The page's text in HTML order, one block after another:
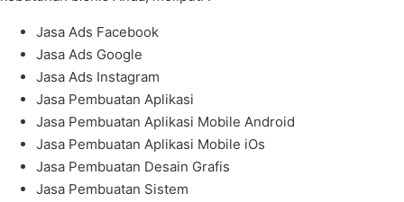
Jasa Ads Facebook
Jasa Ads Google
Jasa Ads Instagram
Jasa Pembuatan Aplikasi
Jasa Pembuatan Aplikasi Mobile Android
Jasa Pembuatan Aplikasi Mobile iOs
Jasa Pembuatan Desain Grafis
Jasa Pembuatan Sistem